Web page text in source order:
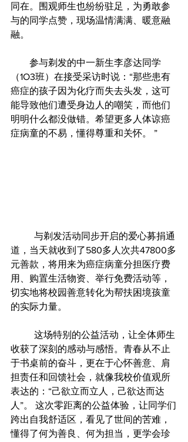
同在。围观师生也纷纷驻足，为勇敢参
与的同学点赞，现场温情满满、暖意融
融。
参与剃发的中一新生李彦达同学
（1O3班）在接受采访时说：“那些患有
癌症的孩子因为化疗而失去头发，这可
能导致他们遭受身边人的嘲笑，而他们
明明什么都没做错。希望更多人体谅癌
症病童的不易，懂得尊重和关怀。 ”
道，当天就收到了580多人次共47800多
元善款，将用来为癌症病童分担医疗费
用、购置生活物资、举行免费活动等，
切实地将校园善意转化为帮扶困境孩童
的实际力量。
这场特别的公益活动，让全体师生
收获了深刻的感动与感悟。青春从不止
于书桌前的奋斗，更在于心怀善意、肩
担责任和回馈社会，就像我校价值观所
表达的：“己欲立而立人，己欲达而达
人”。 这次零距离的公益体验，让同学们
跨出自我舒适区，看见了世间的苦难，
懂得了何为善良、何为担当，更学会珍